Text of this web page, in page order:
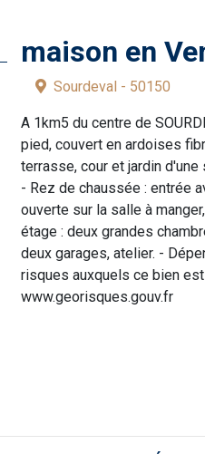
maison en
Sourdeval - 50150
A 1km5 du centre de
pied, couvert en ardoises
terrasse, cour et jardin
- Rez de chaussée : entrée
ouverte sur la salle à
étage : deux grandes
deux garages, atelier. -
risques auxquels ce bien
www.georisques.gouv.fr